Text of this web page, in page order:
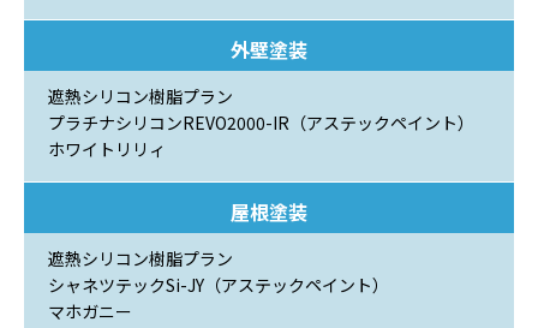
外壁塗装
遮熱シリコン樹脂プラン
プラチナシリコンREVO2000-IR（アステックペイント）
ホワイトリリィ
屋根塗装
遮熱シリコン樹脂プラン
シャネツテックSi-JY（アステックペイント）
マホガニー